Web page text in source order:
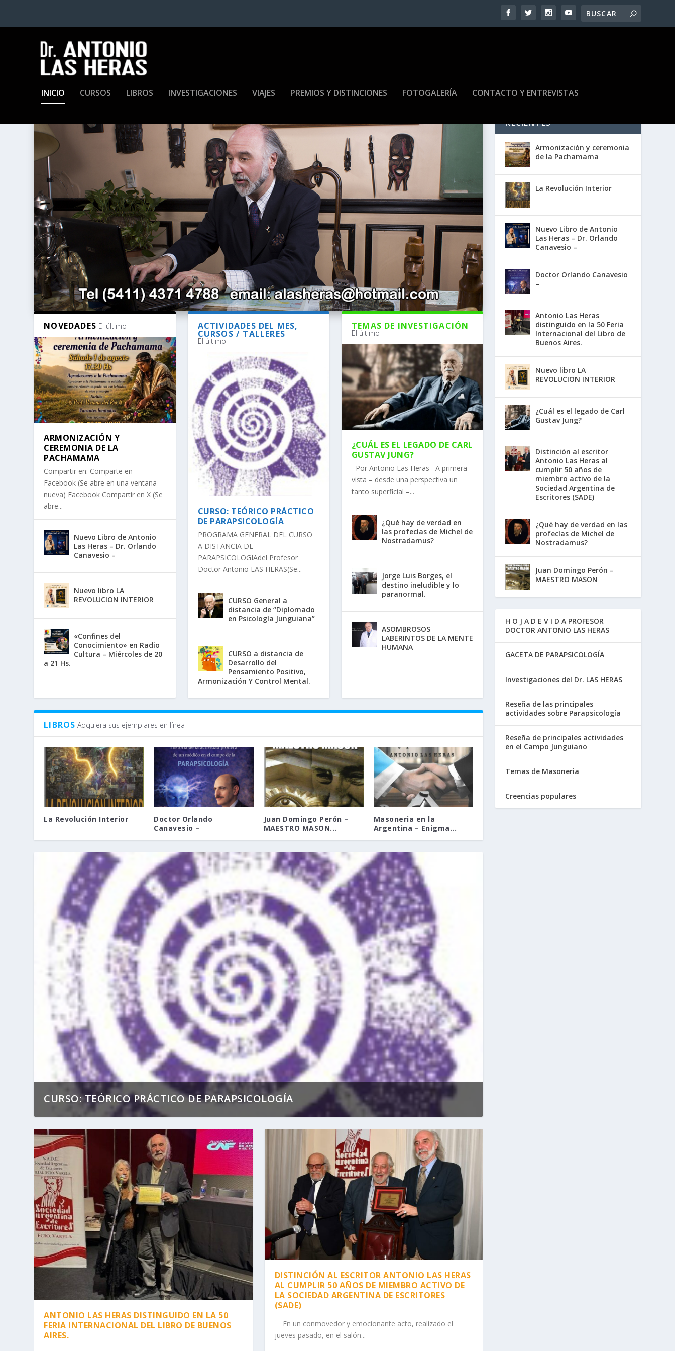
INICIO CURSOS LIBROS INVESTIGACIONES VIAJES PREMIOS Y DISTINCIONES FOTOGALERÍA CONTACTO Y ENTREVISTAS
NOVEDADES El último
ARMONIZACIÓN Y
CEREMONIA DE LA
PACHAMAMA
Compartir en: Comparte en
Facebook (Se abre en una ventana
nueva) Facebook Compartir en X (Se
abre...
Nuevo Libro de Antonio
Las Heras – Dr. Orlando
Canavesio –
Nuevo libro LA
REVOLUCION INTERIOR
«Confines del
Conocimiento» en Radio
Cultura – Miércoles de 20
a 21 Hs.
ACTIVIDADES DEL MES,
CURSOS / TALLERES
El último
CURSO: TEÓRICO PRÁCTICO
DE PARAPSICOLOGÍA
PROGRAMA GENERAL DEL CURSO
A DISTANCIA DE
PARAPSICOLOGIAdel Profesor
Doctor Antonio LAS HERAS(Se...
CURSO General a
distancia de “Diplomado
en Psicología Junguiana”
CURSO a distancia de
Desarrollo del
Pensamiento Positivo,
Armonización Y Control Mental.
TEMAS DE INVESTIGACIÓN
El último
¿CUÁL ES EL LEGADO DE CARL
GUSTAV JUNG?
Por Antonio Las Heras A primera
vista – desde una perspectiva un
tanto superficial –...
¿Qué hay de verdad en
las profecías de Michel de
Nostradamus?
Jorge Luis Borges, el
destino ineludible y lo
paranormal.
ASOMBROSOS
LABERINTOS DE LA MENTE
HUMANA
LIBROS Adquiera sus ejemplares en línea
La Revolución Interior
Doctor Orlando
Canavesio –
Juan Domingo Perón –
MAESTRO MASON...
Masoneria en la
Argentina – Enigma...
CURSO: TEÓRICO PRÁCTICO DE PARAPSICOLOGÍA
ANTONIO LAS HERAS DISTINGUIDO EN LA 50
FERIA INTERNACIONAL DEL LIBRO DE BUENOS
AIRES.
DISTINCIÓN AL ESCRITOR ANTONIO LAS HERAS
AL CUMPLIR 50 AÑOS DE MIEMBRO ACTIVO DE
LA SOCIEDAD ARGENTINA DE ESCRITORES
(SADE)
En un conmovedor y emocionante acto, realizado el
jueves pasado, en el salón...
RECIENTES
Armonización y ceremonia
de la Pachamama
La Revolución Interior
Nuevo Libro de Antonio
Las Heras – Dr. Orlando
Canavesio –
Doctor Orlando Canavesio
–
Antonio Las Heras
distinguido en la 50 Feria
Internacional del Libro de
Buenos Aires.
Nuevo libro LA
REVOLUCION INTERIOR
¿Cuál es el legado de Carl
Gustav Jung?
Distinción al escritor
Antonio Las Heras al
cumplir 50 años de
miembro activo de la
Sociedad Argentina de
Escritores (SADE)
¿Qué hay de verdad en las
profecías de Michel de
Nostradamus?
Juan Domingo Perón –
MAESTRO MASON
H O J A D E V I D A PROFESOR
DOCTOR ANTONIO LAS HERAS
GACETA DE PARAPSICOLOGÍA
Investigaciones del Dr. LAS HERAS
Reseña de las principales
actividades sobre Parapsicología
Reseña de principales actividades
en el Campo Junguiano
Temas de Masoneria
Creencias populares